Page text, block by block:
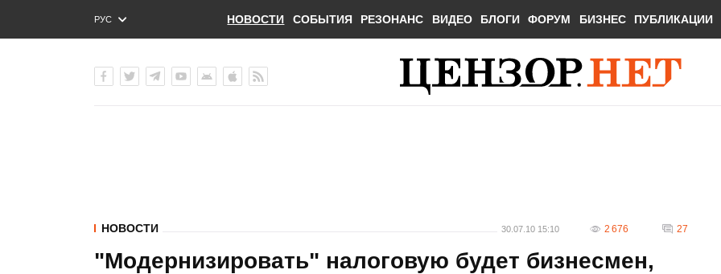
РУС
ENG
НОВОСТИ СОБЫТИЯ РЕЗОНАНС ВИДЕО БЛОГИ ФОРУМ БИЗНЕС ПУБЛИКАЦИИ
НОВОСТИ 30.07.10 15:10 2 676 27
"Модернизировать" налоговую будет бизнесмен,